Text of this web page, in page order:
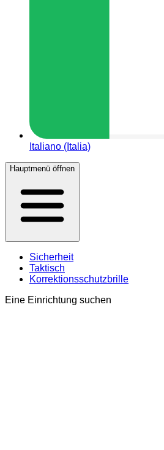
Italiano (Italia)
Hauptmenü öffnen
Sicherheit
Taktisch
Korrektionsschutzbrille
Eine Einrichtung suchen